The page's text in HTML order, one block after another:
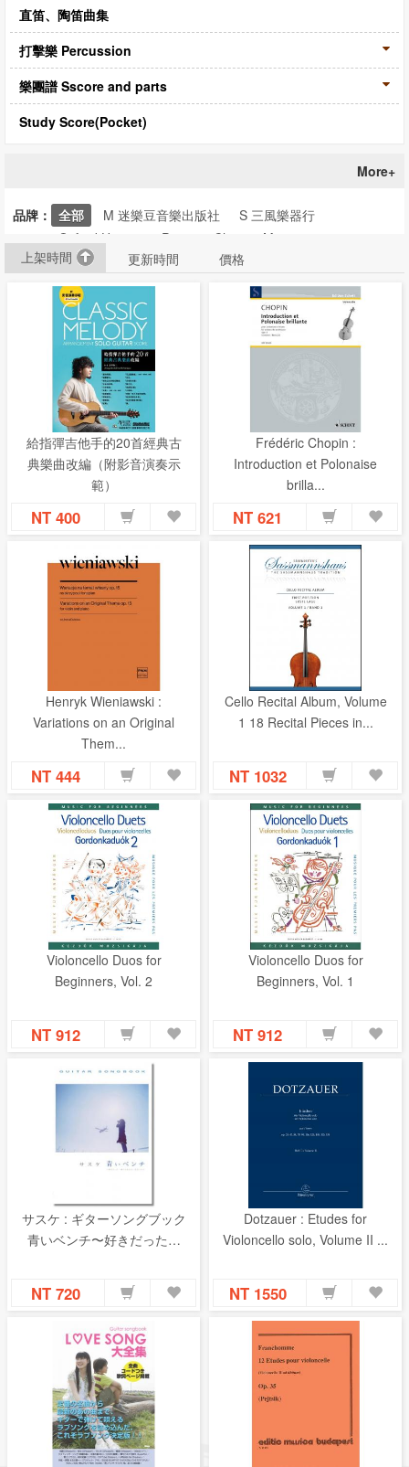
直笛、陶笛曲集
打擊樂 Percussion
樂團譜 Sscore and parts
Study Score(Pocket)
More+
品牌： 全部 M 迷樂豆音樂出版社
S 三風樂器行
Oxford University Press
Chester Music
Carl Fischer
D 大陸書店/全音樂譜
Ricordi
Q 典絃音樂文化
Z 卓著文化事業有限公司
J 金手指出版社
Y 苑文國際音樂教育機構有限公司
Y 原笙國際有限公司
Faber Music
C 晨曦出版社
Hal leonard US
R 日本 KMP ケイ．エム．ピー
Bosworth Edition
BERBEN
Salabert Editions
Durand Editions Musicales
Z 智富
H 化學工業出版社
Max Eschig
M.P. Belaieff Musikverlag
D 獨立文創
B 博亞文化
Fennica Gehrman
Hofmeister(Friedrich Hofmeister Musikverlag)
Amadeus Verlag
Fidelio Music Publishing Company
Musikverlag Zimmermann
Stainer & Bell
Ludwig Masters / Alfred
Casa Musicale Sonzogno
Rob. Forberg Musikverlag
Yorke Edition
M 麥書國際文化事業有限公司
ABRSM
Bärenreiter-Verlag
X 新芽音樂文化
Boosey & Hawkes
Breitkopf & Härtel
Editio Musica Budapest (EMB)
Edition Peters(彼得斯出版社)
P. Jurgenson Publishers
Y 樂匠出版社
PWM Edition 波蘭國家版
Schott Music
Universal Edition
Simrock - Benjamin (Elite Edition)
H 翰軒文化
Alphonse Leduc
Sikorski Edition
Kunzelmann
Gérard Billaudot
Henry Lemoine
Novello & Co
D 獨立作者
R 日本 Doremi ドレミ楽譜出版社
R 日本 ZEN-ON 全音楽譜出版社
上架時間 更新時間 價格
給指彈吉他手的20首經典古
典樂曲改編（附影音演奏示
範）
NT 400
Frédéric Chopin :
Introduction et Polonaise
brilla...
NT 621
Henryk Wieniawski :
Variations on an Original
Them...
NT 444
Cello Recital Album, Volume
1 18 Recital Pieces in...
NT 1032
Violoncello Duos for
Beginners, Vol. 2
NT 912
Violoncello Duos for
Beginners, Vol. 1
NT 912
サスケ : ギターソングブック
青いベンチ〜好きだった…
NT 720
Dotzauer : Etudes for
Violoncello solo, Volume II ...
NT 1550